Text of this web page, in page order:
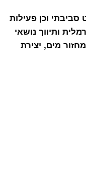
וכן פעילות
ותיווך נושאי
מים, יצירת